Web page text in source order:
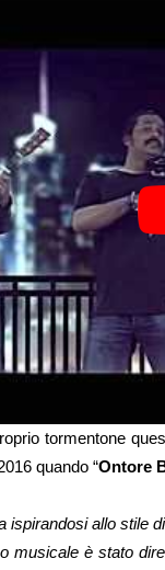
tormentone
quando “Ontore
ispirandosi allo stile
musicale è stato